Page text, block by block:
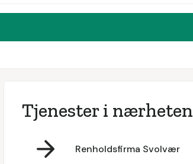
Tjenester i nærheten
Renholdsfirma Svolvær